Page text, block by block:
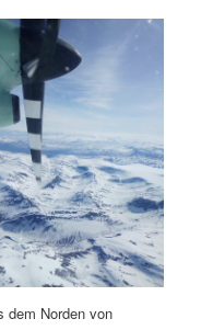
dem Norden von